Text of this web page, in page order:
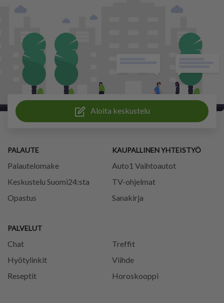
Aloita keskustelu
PALAUTE
Palautelomake
Keskustelu Suomi24:sta
Opastus
PALVELUT
Chat
Treffit
Hyötylinkit
Viihde
Reseptit
Horoskooppi
KAUPALLINEN YHTEISTYÖ
Auto1 Vaihtoautot
TV-ohjelmat
Sanakirja